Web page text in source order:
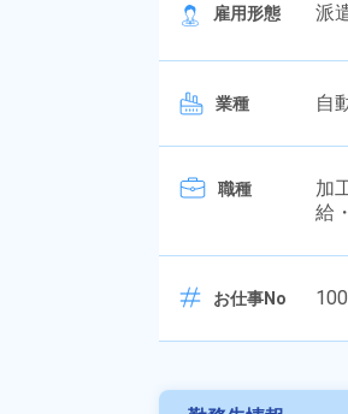
雇用形態 派
業種 自
職種
加
給
お仕事No